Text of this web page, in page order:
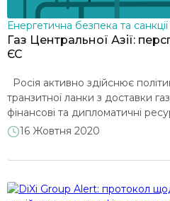
Енергетична безпека та санкції
Газ Центральної Азії:
ЄС
Росія активно здійснює
транзитної ланки з доставки
фінансові та дипломатичні
газопроводів. Щоб нівелювати
можливості для України. Як
закупівлі та транзиту до […]
16 Жовтня 2020